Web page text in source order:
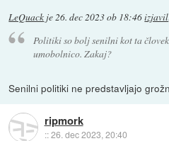
LeQuack je26. dec 2023 ob 18:46izjavil
Politiki so bolj senilni kot ta
umobolnico. Zakaj?
Senilni politiki ne predstavljajo
ripmork
::26. dec 2023, 20:40